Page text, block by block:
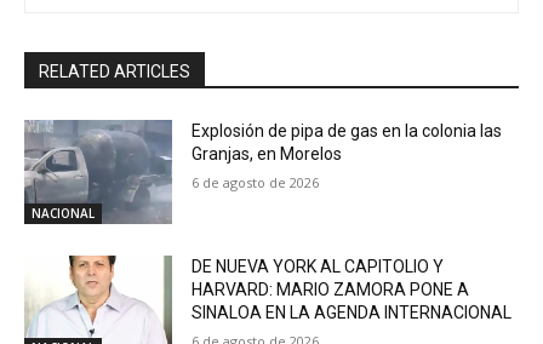
RELATED ARTICLES
NACIONAL
Explosión de pipa de gas en la colonia las
Granjas, en Morelos
6 de agosto de 2026
DE NUEVA YORK AL CAPITOLIO Y
HARVARD: MARIO ZAMORA PONE A
SINALOA EN LA AGENDA INTERNACIONAL